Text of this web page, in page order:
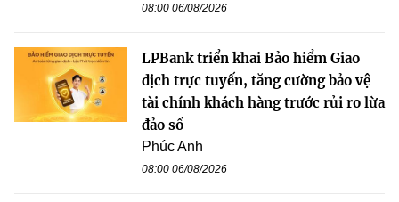
08:00 06/08/2026
LPBank triển khai Bảo hiểm Giao
dịch trực tuyến, tăng cường bảo vệ
tài chính khách hàng trước rủi ro lừa
đảo số
Phúc Anh
08:00 06/08/2026